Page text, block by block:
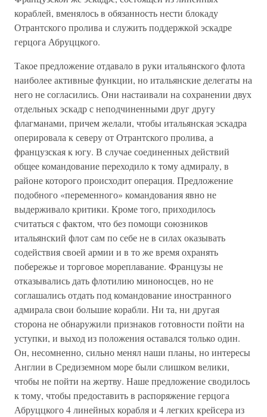
кораблей, вменялось в обязанность нести блокаду
Отрантского пролива и служить поддержкой эскадре
герцога Абруццкого.
Такое предложение отдавало в руки итальянского флота
наиболее активные функции, но итальянские делегаты на
него не согласились. Они настаивали на сохранении двух
отдельных эскадр с неподчиненными друг другу
флагманами, причем желали, чтобы итальянская эскадра
оперировала к северу от Отрантского пролива, а
французская к югу. В случае соединенных действий
общее командование переходило к тому адмиралу, в
районе которого происходит операция. Предложение
подобного «переменного» командования явно не
выдерживало критики. Кроме того, приходилось
считаться с фактом, что без помощи союзников
итальянский флот сам по себе не в силах оказывать
содействия своей армии и в то же время охранять
побережье и торговое мореплавание. Французы не
отказывались дать флотилию миноносцев, но не
соглашались отдать под командование иностранного
адмирала свои большие корабли. Ни та, ни другая
сторона не обнаружили признаков готовности пойти на
уступки, и выход из положения оставался только один.
Он, несомненно, сильно менял наши планы, но интересы
Англии в Средиземном море были слишком велики,
чтобы не пойти на жертву. Наше предложение сводилось
к тому, чтобы предоставить в распоряжение герцога
Абруццкого 4 линейных корабля и 4 легких крейсера из